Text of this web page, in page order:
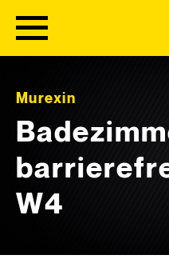
Murexin
W4